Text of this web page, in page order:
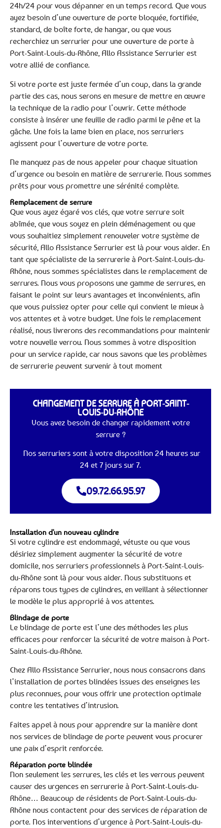
24h/24 pour vous dépanner en un temps record. Que vous
ayez besoin d’une ouverture de porte bloquée, fortifiée,
standard, de boîte forte, de hangar, ou que vous
recherchiez un serrurier pour une ouverture de porte à
Port-Saint-Louis-du-Rhône, Allo Assistance Serrurier est
votre allié de confiance.
Si votre porte est juste fermée d’un coup, dans la grande
partie des cas, nous serons en mesure de mettre en œuvre
la technique de la radio pour l’ouvrir. Cette méthode
consiste à insérer une feuille de radio parmi le pêne et la
gâche. Une fois la lame bien en place, nos serruriers
agissent pour l’ouverture de votre porte.
Ne manquez pas de nous appeler pour chaque situation
d’urgence ou besoin en matière de serrurerie. Nous sommes
prêts pour vous promettre une sérénité complète.
Remplacement de serrure
Que vous ayez égaré vos clés, que votre serrure soit
abîmée, que vous soyez en plein déménagement ou que
vous souhaitiez simplement renouveler votre système de
sécurité, Allo Assistance Serrurier est là pour vous aider. En
tant que spécialiste de la serrurerie à Port-Saint-Louis-du-
Rhône, nous sommes spécialistes dans le remplacement de
serrures. Nous vous proposons une gamme de serrures, en
faisant le point sur leurs avantages et inconvénients, afin
que vous puissiez opter pour celle qui convient le mieux à
vos attentes et à votre budget. Une fois le remplacement
réalisé, nous livrerons des recommandations pour maintenir
votre nouvelle verrou. Nous sommes à votre disposition
pour un service rapide, car nous savons que les problèmes
de serrurerie peuvent survenir à tout moment
CHANGEMENT DE SERRURE À PORT-SAINT-
LOUIS-DU-RHÔNE
Vous avez besoin de changer rapidement votre
serrure ?
Nos serruriers sont à votre disposition 24 heures sur
24 et 7 jours sur 7.
09.72.66.95.97
Installation d'un nouveau cylindre
Si votre cylindre est endommagé, vétuste ou que vous
désiriez simplement augmenter la sécurité de votre
domicile, nos serruriers professionnels à Port-Saint-Louis-
du-Rhône sont là pour vous aider. Nous substituons et
réparons tous types de cylindres, en veillant à sélectionner
le modèle le plus approprié à vos attentes.
Blindage de porte
Le blindage de porte est l’une des méthodes les plus
efficaces pour renforcer la sécurité de votre maison à Port-
Saint-Louis-du-Rhône.
Chez Allo Assistance Serrurier, nous nous consacrons dans
l’installation de portes blindées issues des enseignes les
plus reconnues, pour vous offrir une protection optimale
contre les tentatives d’intrusion.
Faites appel à nous pour apprendre sur la manière dont
nos services de blindage de porte peuvent vous procurer
une paix d’esprit renforcée.
Réparation porte blindée
Non seulement les serrures, les clés et les verrous peuvent
causer des urgences en serrurerie à Port-Saint-Louis-du-
Rhône… Beaucoup de résidents de Port-Saint-Louis-du-
Rhône nous contactent pour des services de réparation de
porte. Nos interventions d’urgence à Port-Saint-Louis-du-